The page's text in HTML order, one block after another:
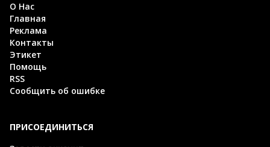
О Нас
Главная
Реклама
Контакты
Этикет
Помощь
RSS
Сообщить об ошибке
ПРИСОЕДИНИТЬСЯ